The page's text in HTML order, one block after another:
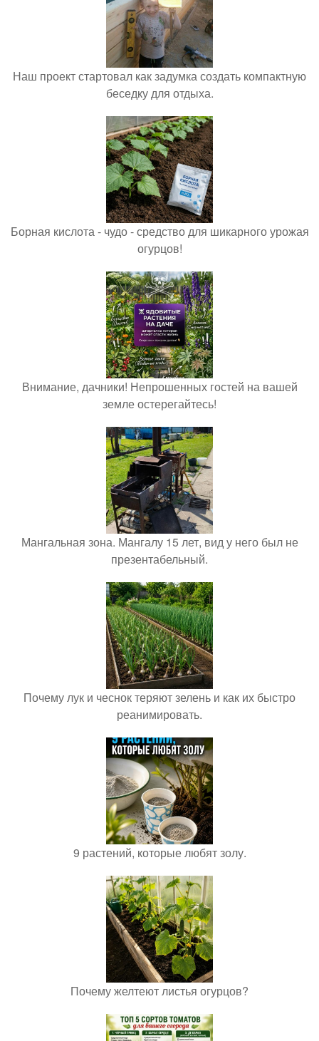
Наш проект стартовал как задумка создать компактную
беседку для отдыха.
Борная кислота - чудо - средство для шикарного урожая
огурцов!
Внимание, дачники! Непрошенных гостей на вашей
земле остерегайтесь!
Мангальная зона. Мангалу 15 лет, вид у него был не
презентабельный.
Почему лук и чеснок теряют зелень и как их быстро
реанимировать.
9 растений, которые любят золу.
Почему желтеют листья огурцов?